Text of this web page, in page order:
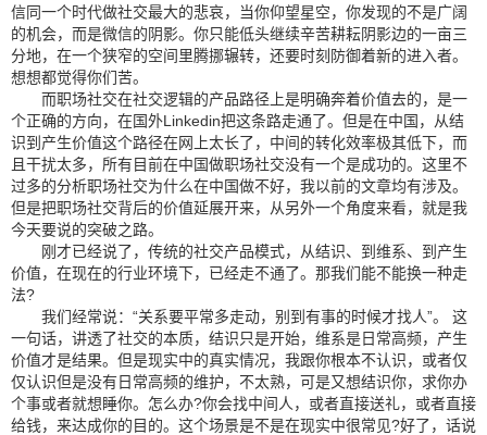
信同一个时代做社交最大的悲哀，当你仰望星空，你发现的不是广阔
的机会，而是微信的阴影。你只能低头继续辛苦耕耘阴影边的一亩三
分地，在一个狭窄的空间里腾挪辗转，还要时刻防御着新的进入者。
想想都觉得你们苦。
而职场社交在社交逻辑的产品路径上是明确奔着价值去的，是一
个正确的方向，在国外Linkedin把这条路走通了。但是在中国，从结
识到产生价值这个路径在网上太长了，中间的转化效率极其低下，而
且干扰太多，所有目前在中国做职场社交没有一个是成功的。这里不
过多的分析职场社交为什么在中国做不好，我以前的文章均有涉及。
但是把职场社交背后的价值延展开来，从另外一个角度来看，就是我
今天要说的突破之路。
刚才已经说了，传统的社交产品模式，从结识、到维系、到产生
价值，在现在的行业环境下，已经走不通了。那我们能不能换一种走
法?
我们经常说：“关系要平常多走动，别到有事的时候才找人”。
这
一句话，讲透了社交的本质，结识只是开始，维系是日常高频，产生
价值才是结果。但是现实中的真实情况，我跟你根本不认识，或者仅
仅认识但是没有日常高频的维护，不太熟，可是又想结识你，求你办
个事或者就想睡你。怎么办?你会找中间人，或者直接送礼，或者直接
给钱，来达成你的目的。这个场景是不是在现实中很常见?好了，话说